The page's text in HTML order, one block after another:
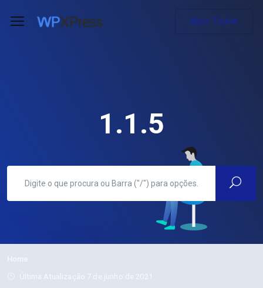
Abrir Ticket
1.1.5
Home
Última Atualização 7 de junho de 2021